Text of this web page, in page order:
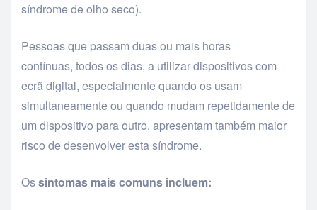
síndrome de olho seco).
Pessoas que passam duas ou mais horas
contínuas, todos os dias, a utilizar dispositivos com
ecrã digital, especialmente quando os usam
simultaneamente ou quando mudam repetidamente de
um dispositivo para outro, apresentam também maior
risco de desenvolver esta síndrome.
Ossintomas mais comuns incluem: